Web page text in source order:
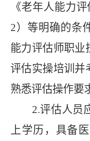
《老年人能力
2）等明确的条
能力评估师职业
评估实操培训并
熟悉评估操作要
2.评估人员
上学历，具备